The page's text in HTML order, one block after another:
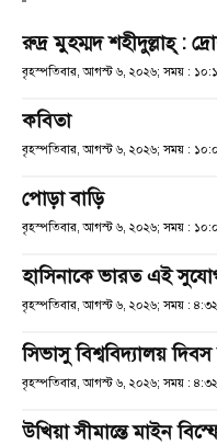
রুদ্র মুহম্মদ শহীদুল্লাহ্ :
বৃহস্পতিবার, আগস্ট ৬, ২০২৬; সময় :
কবিতা
বৃহস্পতিবার, আগস্ট ৬, ২০২৬; সময় :
পোড়া বাড়ি
বৃহস্পতিবার, আগস্ট ৬, ২০২৬; সময় :
হাসিনাকে ভারত এই
বৃহস্পতিবার, আগস্ট ৬, ২০২৬; সময় : ৪:৩২
সিভাসু বিশ্ববিদ্যালয়
বৃহস্পতিবার, আগস্ট ৬, ২০২৬; সময় : ৪:৩২
উখিয়া সীমান্তে মাইন